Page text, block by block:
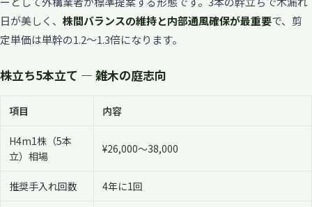
日が美しく、 株間バランスの維持と内部通風確保が最重要で、剪
定単価は単幹の1.2〜1.3倍になります。
株立ち5本立て — 雑木の庭志向
項目 内容
H4m1株（5本
立）相場
¥26,000〜38,000
推奨手入れ回数 4年に1回